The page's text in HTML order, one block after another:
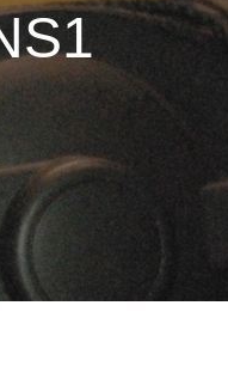
TV1】テレビとの接続（光デジ
）
ラム